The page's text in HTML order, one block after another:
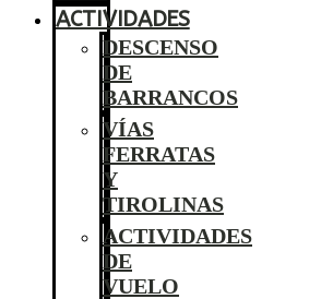
ACTIVIDADES
DESCENSO
DE
BARRANCOS
VÍAS
FERRATAS
Y
TIROLINAS
ACTIVIDADES
DE
VUELO